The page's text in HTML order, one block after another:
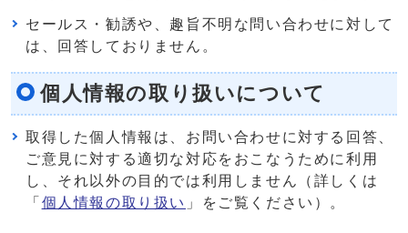
セールス・勧誘や、趣旨不明な問い合わせに対して
は、回答しておりません。
個人情報の取り扱いについて
取得した個人情報は、お問い合わせに対する回答、
ご意見に対する適切な対応をおこなうために利用
し、それ以外の目的では利用しません（詳しくは
「 個人情報の取り扱い 」をご覧ください）。